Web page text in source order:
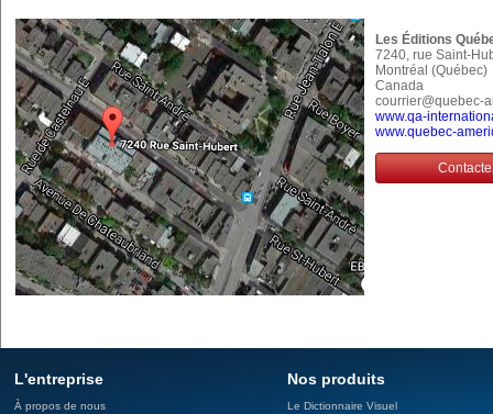
Les Éditions
7240, rue Saint-
Montréal
Canada
courrier@quebec-
www.qa-
www.quebec-
L'entreprise
À propos de nous
Nos produits
Le Dictionnaire Visuel